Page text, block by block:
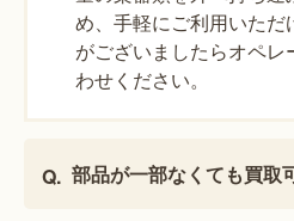
め、手軽にご利用いただ
がございましたらオペレ
わせください。
部品が一部なくても買取